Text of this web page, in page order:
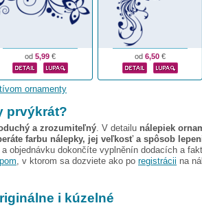
od 5,99 € od 6,50 €
ornamenty
prvýkrát?
a zrozumiteľný. V detailu nálepiek
farbu nálepky, jej veľkosť a spôsob
objednávku dokončíte vyplněnín dodacích a
, v ktorom sa dozviete ako po registrácii na
i kúzelné